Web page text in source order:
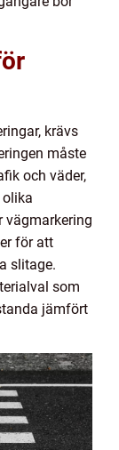
krävs
måste
och väder,
vägmarkering
för att
slitage.
som
jämfört